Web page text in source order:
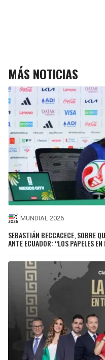
MÁS NOTICIAS
MUNDIAL 2026
SEBASTIÁN BECCACECE, SOBRE
ANTE ECUADOR: “LOS PAPELES